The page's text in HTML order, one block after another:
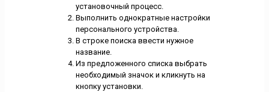
установочный процесс.
Выполнить однократные настройки
персонального устройства.
В строке поиска ввести нужное
название.
Из предложенного списка выбрать
необходимый значок и кликнуть на
кнопку установки.